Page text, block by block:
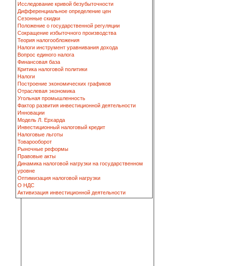
Исследование кривой безубыточности
Дифференциальное определение цен
Сезонные скидки
Положение о государственной регуляции
Сокращение избыточного производства
Теория налогообложения
Налоги инструмент уравнивания дохода
Вопрос единого налога
Финансовая база
Критика налоговой политики
Налоги
Построение экономических графиков
Отраслевая экономика
Угольная промышленность
Фактор развития инвестиционной деятельности
Инновации
Модель Л. Ерхарда
Инвестиционный налоговый кредит
Налоговые льготы
Товарооборот
Рыночные реформы
Правовые акты
Динамика налоговой нагрузки на государственном
уровне
Оптимизация налоговой нагрузки
О НДС
Активизация инвестиционной деятельности